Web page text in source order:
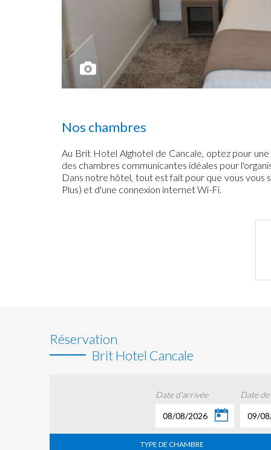
Nos chambres
Au Brit Hotel Alghotel de Cancale, optez pour
des chambres communicantes idéales pour
Dans notre hôtel, tout est fait pour que vous vous
Plus) et d'une connexion internet Wi-Fi.
Réservation
Brit Hotel Cancale
Date d'arrivée
08/08/2026
Date
09/
TYPE DE CHAMBRE